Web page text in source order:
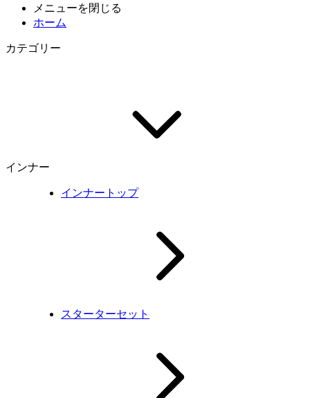
メニューを閉じる
ホーム
カテゴリー
インナー
インナートップ
スターターセット